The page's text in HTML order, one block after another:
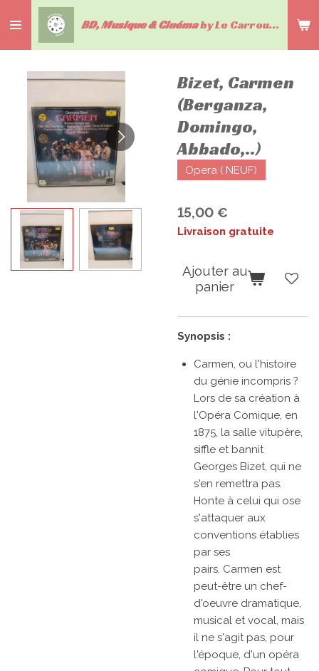
au
contenu
BD, Musique & Cinémaby Le Carrousel du livre
Bizet, Carmen
(Berganza,
Domingo,
Abbado,..)
Opera ( NEUF)
15,00 €
Livraison gratuite
Ajouter au
panier
Synopsis :
Carmen, ou l'histoire
du génie incompris ?
Lors de sa création à
l'Opéra Comique, en
1875, la salle vitupère,
siffle et bannit
Georges Bizet, qui ne
s'en remettra pas.
Honte à celui qui ose
s'attaquer aux
conventions établies
par ses
pairs. Carmen est
peut-être un chef-
d'oeuvre dramatique,
musical et vocal, mais
il ne s'agit pas, pour
l'époque, d'un opéra